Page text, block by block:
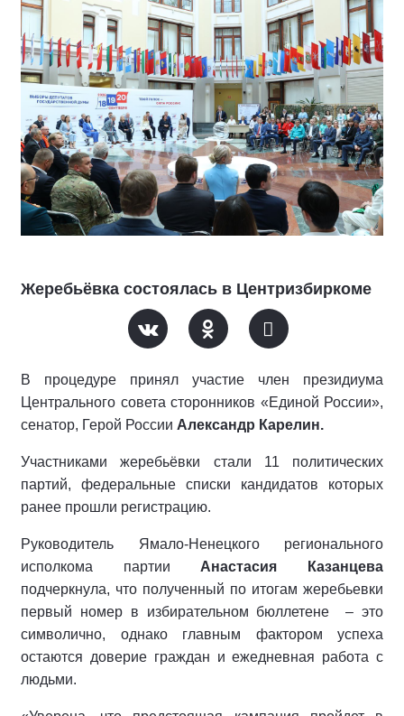
Жеребьёвка состоялась в Центризбиркоме
В процедуре принял участие член президиума
Центрального совета сторонников «Единой России»,
сенатор, Герой России Александр Карелин.
Участниками жеребьёвки стали 11 политических
партий, федеральные списки кандидатов которых
ранее прошли регистрацию.
Руководитель Ямало-Ненецкого регионального
исполкома партии Анастасия Казанцева
подчеркнула, что полученный по итогам жеребьевки
первый номер в избирательном бюллетене
– это
символично, однако главным фактором успеха
остаются доверие граждан и ежедневная работа с
людьми.